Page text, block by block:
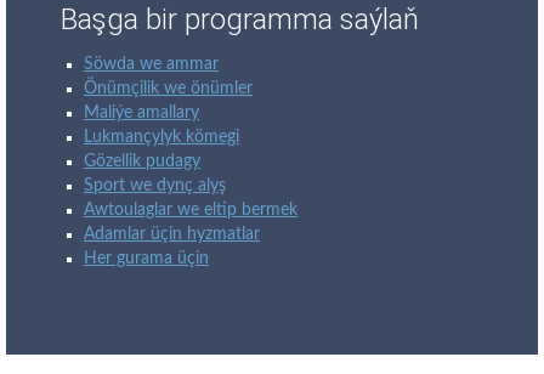
Başga bir programma saýlaň
Söwda we ammar
Önümçilik we önümler
Maliýe amallary
Lukmançylyk kömegi
Gözellik pudagy
Sport we dynç alyş
Awtoulaglar we eltip bermek
Adamlar üçin hyzmatlar
Her gurama üçin